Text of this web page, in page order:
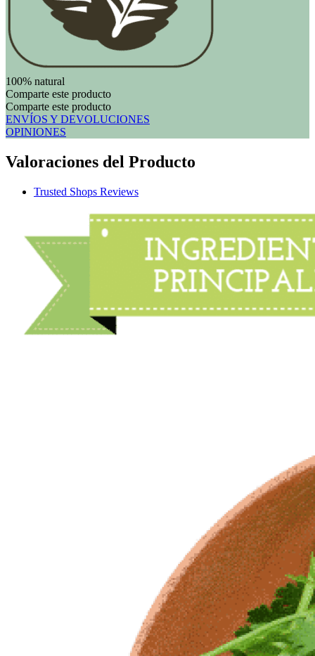
100% natural
Comparte este producto
Comparte este producto
ENVÍOS Y DEVOLUCIONES
OPINIONES
Valoraciones del Producto
Trusted Shops Reviews